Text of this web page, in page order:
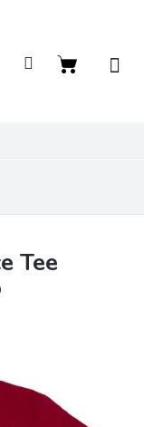
Nákupní
Tee